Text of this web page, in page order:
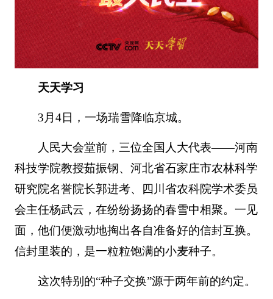
天天学习
3月4日，一场瑞雪降临京城。
人民大会堂前，三位全国人大代表——河南
科技学院教授茹振钢、河北省石家庄市农林科学
研究院名誉院长郭进考、四川省农科院学术委员
会主任杨武云，在纷纷扬扬的春雪中相聚。一见
面，他们便激动地掏出各自准备好的信封互换。
信封里装的，是一粒粒饱满的小麦种子。
这次特别的“种子交换”源于两年前的约定。